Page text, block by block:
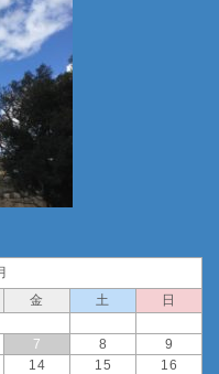
金 土
日
7 8
9
14 15
16